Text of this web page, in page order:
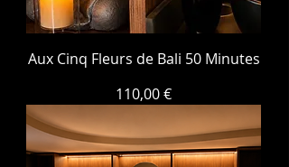
Aux Cinq Fleurs de Bali 50 Minutes
Prix
110,00 €